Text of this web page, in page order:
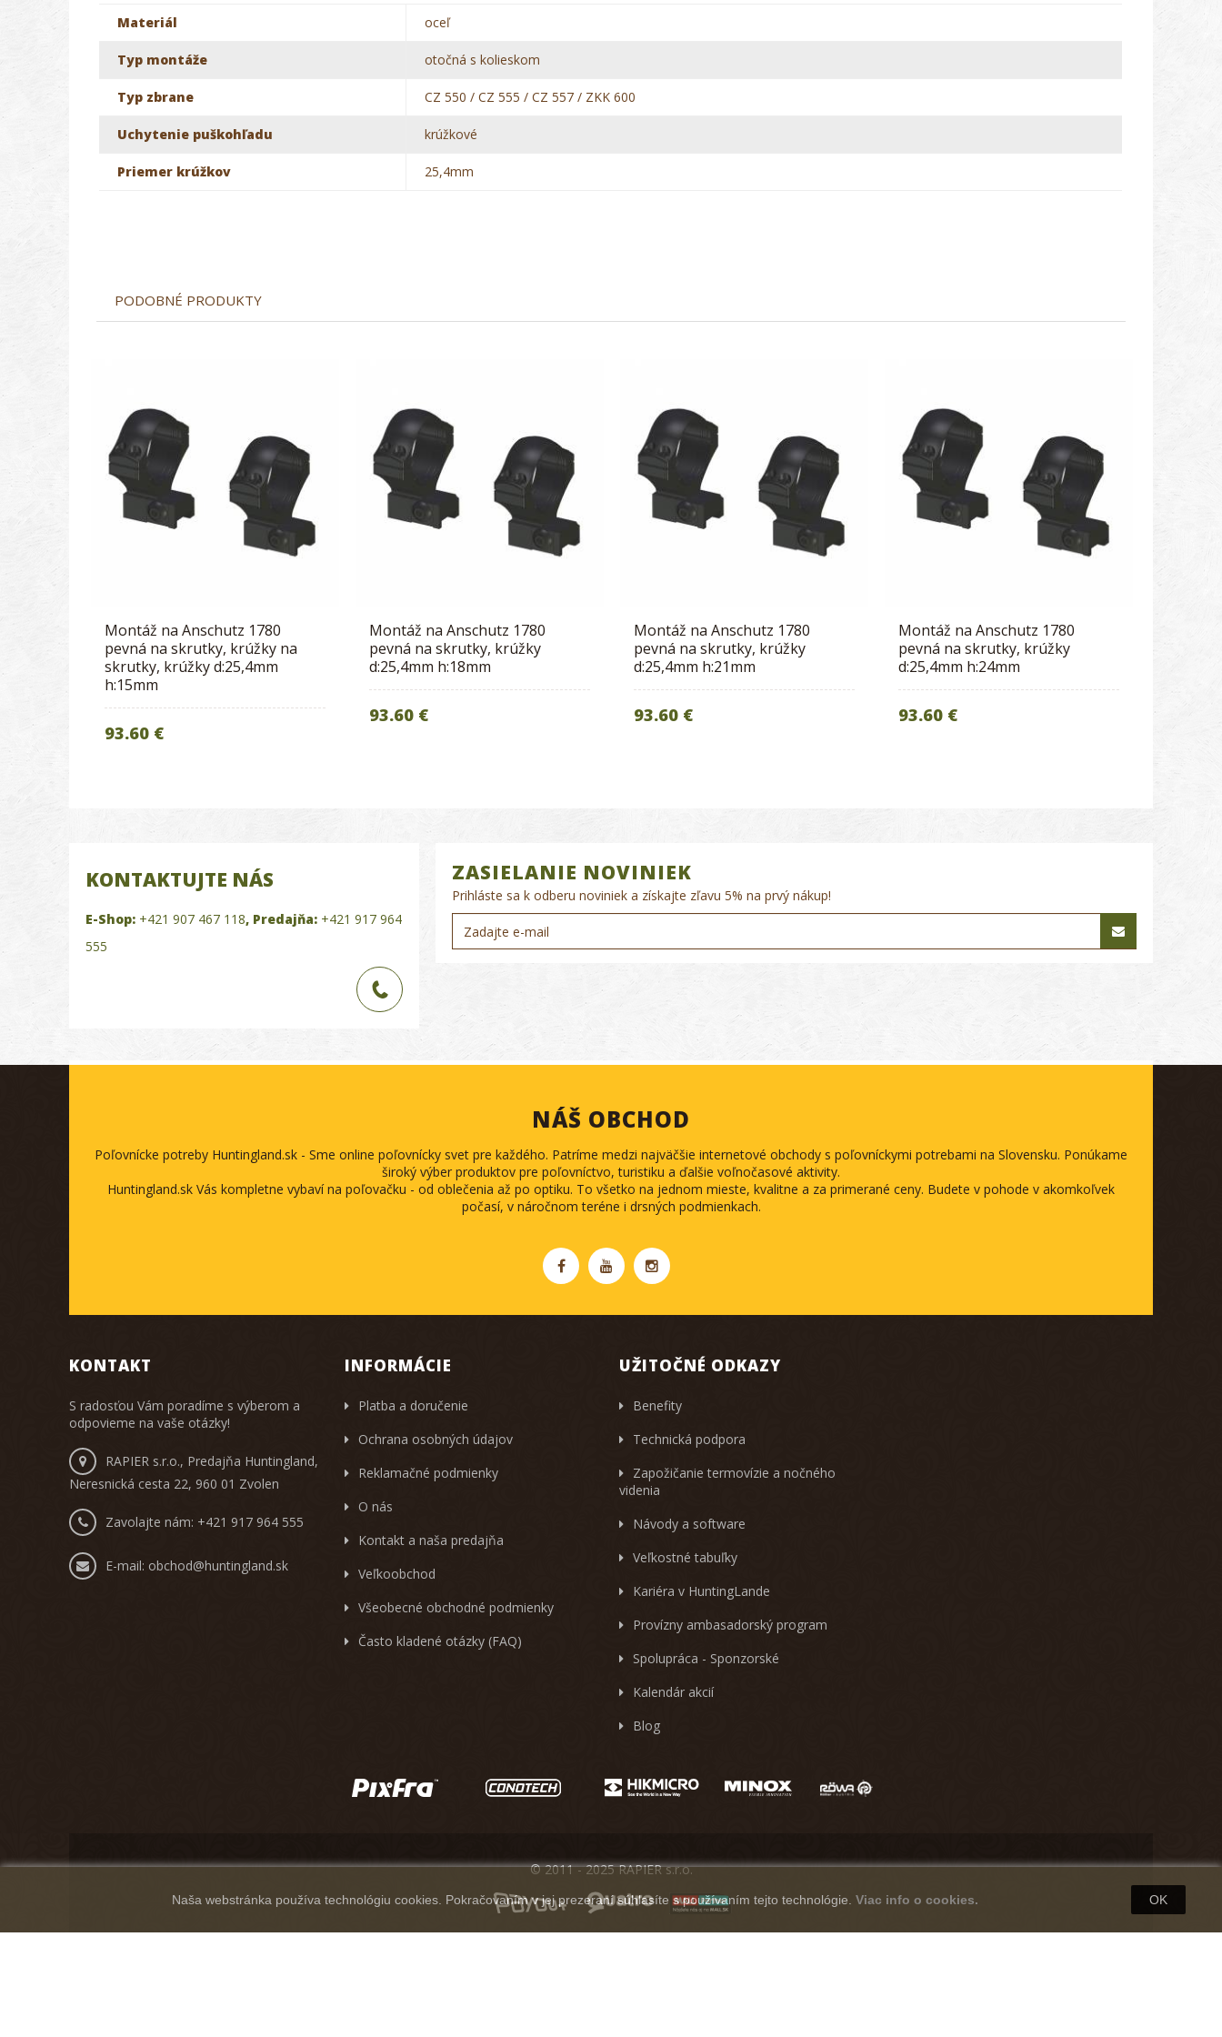
Materiál oceľ
Typ montáže otočná s kolieskom
Typ zbrane CZ 550 / CZ 555 / CZ 557 / ZKK 600
Uchytenie puškohľadu krúžkové
Priemer krúžkov 25,4mm
PODOBNÉ PRODUKTY
Montáž na Anschutz 1780
pevná na skrutky, krúžky na
skrutky, krúžky d:25,4mm
h:15mm
93.60 €
Montáž na Anschutz 1780
pevná na skrutky, krúžky
d:25,4mm h:18mm
93.60 €
Montáž na Anschutz 1780
pevná na skrutky, krúžky
d:25,4mm h:21mm
93.60 €
Montáž na Anschutz 1780
pevná na skrutky, krúžky
d:25,4mm h:24mm
93.60 €
KONTAKTUJTE NÁS
E-Shop: +421 907 467 118, Predajňa: +421 917 964
555
ZASIELANIE NOVINIEK
Prihláste sa k odberu noviniek a získajte zľavu 5% na prvý nákup!
NÁŠ OBCHOD
Poľovnícke potreby Huntingland.sk - Sme online poľovnícky svet pre každého. Patríme medzi najväčšie internetové obchody s poľovníckymi potrebami na Slovensku. Ponúkame
široký výber produktov pre poľovníctvo, turistiku a ďalšie voľnočasové aktivity.
Huntingland.sk Vás kompletne vybaví na poľovačku - od oblečenia až po optiku. To všetko na jednom mieste, kvalitne a za primerané ceny. Budete v pohode v akomkoľvek
počasí, v náročnom teréne i drsných podmienkach.
KONTAKT
S radosťou Vám poradíme s výberom a
odpovieme na vaše otázky!
RAPIER s.r.o., Predajňa Huntingland,
Neresnická cesta 22, 960 01 Zvolen
Zavolajte nám: +421 917 964 555
E-mail: obchod@huntingland.sk
INFORMÁCIE
Platba a doručenie
Ochrana osobných údajov
Reklamačné podmienky
O nás
Kontakt a naša predajňa
Veľkoobchod
Všeobecné obchodné podmienky
Často kladené otázky (FAQ)
UŽITOČNÉ ODKAZY
Benefity
Technická podpora
Zapožičanie termovízie a nočného
videnia
Návody a software
Veľkostné tabuľky
Kariéra v HuntingLande
Provízny ambasadorský program
Spolupráca - Sponzorské
Kalendár akcií
Blog
Naša webstránka používa technológiu cookies. Pokračovaním v jej prezeraní súhlasíte s používaním tejto technológie. Viac info o cookies. OK
© 2011 - 2025 RAPIER s.r.o.